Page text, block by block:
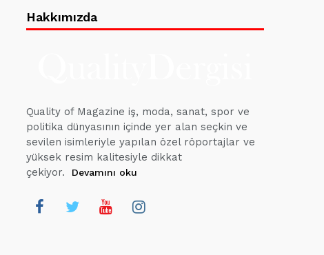
Hakkımızda
Quality of Magazine iş, moda, sanat, spor ve
politika dünyasının içinde yer alan seçkin ve
sevilen isimleriyle yapılan özel röportajlar ve
yüksek resim kalitesiyle dikkat
çekiyor.
Devamını oku